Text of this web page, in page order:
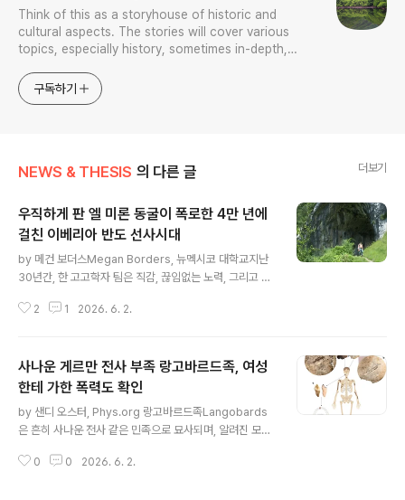
Think of this as a storyhouse of historic and
cultural aspects. The stories will cover various
topics, especially history, sometimes in-depth,
approach will be to resist any common sense or
generalized viewpoint
구독하기
NEWS & THESIS 의 다른 글 더보기
우직하게 판 엘 미론 동굴이 폭로한 4만 년에
걸친 이베리아 반도 선사시대
by 메건 보더스Megan Borders, 뉴멕시코 대학교지난
30년간, 한 고고학자 팀은 직감, 끊임없는 노력, 그리고 최
발견들을 했다.엘 미론El Miron 동굴 발굴 프로젝트는 연
는 호기심이 원동력이 되었다.그들의 끈질긴 현장 및 실험
실 작업, 학제 간 및 국제적 협력, 그리고 수많은 논문 발표
는 엘 미론을 이베리아 반도에서 가장 완벽한 선사시대 유
적 중 하나로 자리매김하게 했다.뉴멕시코 대학교 로렌스
스트라우스Lawrence Straus 석좌교수와 스페인 산탄
데르에 있는 칸타브리아 대학교 마누엘 곤살레스 모랄레스
2 1 2026. 6. 2.
사나운 게르만 전사 부족 랑고바르드족, 여성
한테 가한 폭력도 확인
by 샌디 오스터, Phys.org 랑고바르드족Langobards
은 흔히 사나운 전사 같은 민족으로 묘사되며, 알려진 모든
00년 전, 한 랑고바르드족 여성이 머리에 두 군데 심각한
0 0 2026. 6. 2.